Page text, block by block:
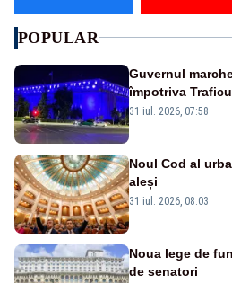
POPULAR
Guvernul
împotriva
Victoria, iluminat
31 iul. 2026, 07:58
Noul Cod al
aleși
31 iul. 2026, 08:03
Noua lege de
de senatori